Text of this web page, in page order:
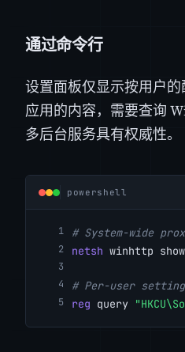
通过命令行
设置面板仅显示按用户
应用的内容，需要查询
多后台服务具有权威性。
powershell
# System-wide
netsh winhttp
# Per-user
reg query